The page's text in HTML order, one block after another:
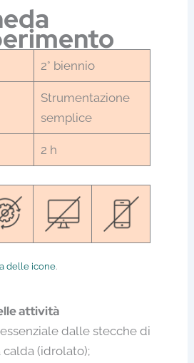
2° biennio
Strumentazione
semplice
2 h
delle icone.
attività
dalle stecche di
(idrolato);